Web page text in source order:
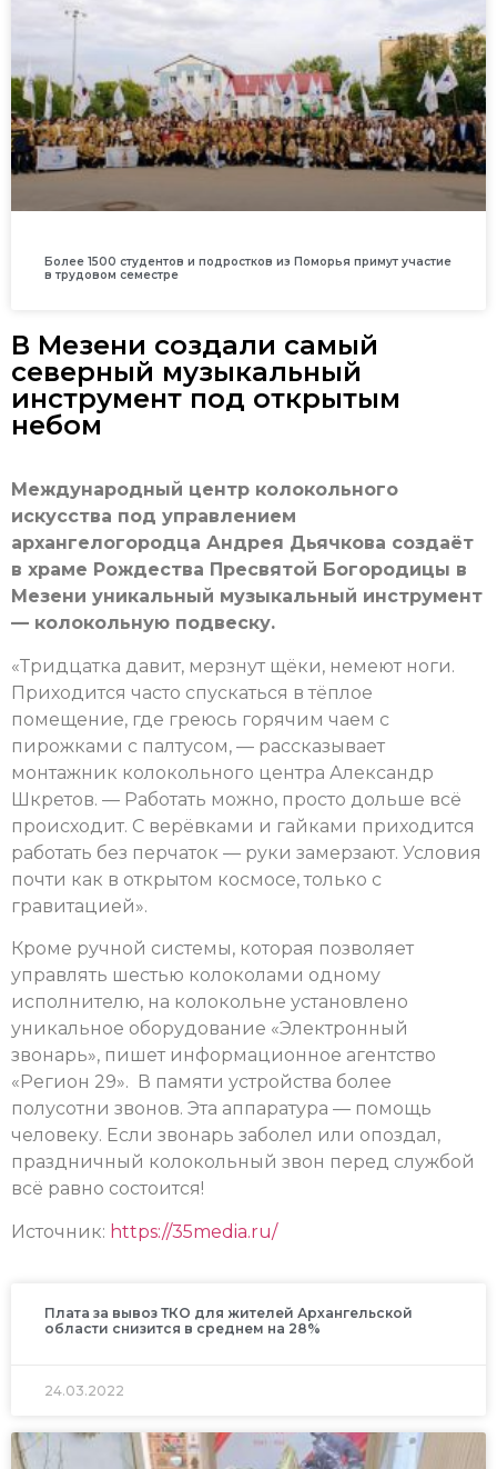
Более 1500 студентов и подростков из Поморья примут участие
в трудовом семестре
В Мезени создали самый
северный музыкальный
инструмент под открытым
небом
Международный центр колокольного
искусства под управлением
архангелогородца Андрея Дьячкова создаёт
в храме Рождества Пресвятой Богородицы в
Мезени уникальный музыкальный инструмент
— колокольную подвеску.
«Тридцатка давит, мерзнут щёки, немеют ноги.
Приходится часто спускаться в тёплое
помещение, где греюсь горячим чаем с
пирожками с палтусом, — рассказывает
монтажник колокольного центра Александр
Шкретов. — Работать можно, просто дольше всё
происходит. С верёвками и гайками приходится
работать без перчаток — руки замерзают. Условия
почти как в открытом космосе, только с
гравитацией».
Кроме ручной системы, которая позволяет
управлять шестью колоколами одному
исполнителю, на колокольне установлено
уникальное оборудование «Электронный
звонарь», пишет информационное агентство
«Регион 29». В памяти устройства более
полусотни звонов. Эта аппаратура — помощь
человеку. Если звонарь заболел или опоздал,
праздничный колокольный звон перед службой
всё равно состоится!
Источник: https://35media.ru/
Плата за вывоз ТКО для жителей Архангельской
области снизится в среднем на 28%
24.03.2022